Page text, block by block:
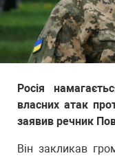
Росія
власних атак
заявив речник
Він закликав